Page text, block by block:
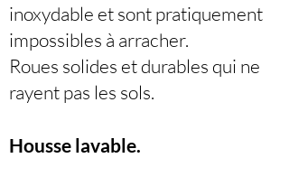
inoxydable et sont pratiquement
impossibles à arracher.
Roues solides et durables qui ne
rayent pas les sols.
Housse lavable.